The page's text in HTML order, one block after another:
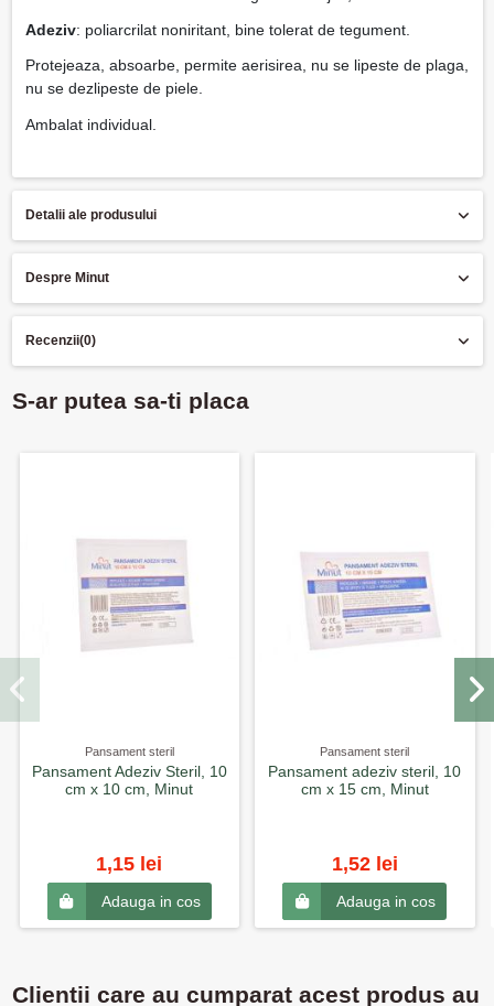
Adeziv: poliarcrilat noniritant, bine tolerat de tegument.
Protejeaza, absoarbe, permite aerisirea, nu se lipeste de plaga,
nu se dezlipeste de piele.
Ambalat individual.
Detalii ale produsului
Despre Minut
Recenzii(0)
S-ar putea sa-ti placa
Pansament steril
Pansament Adeziv Steril, 10
cm x 10 cm, Minut
1,15 lei
Adauga in cos
Pansament steril
Pansament adeziv steril, 10
cm x 15 cm, Minut
1,52 lei
Adauga in cos
Clientii care au cumparat acest produs au